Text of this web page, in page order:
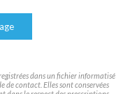
dans un fichier informatisé
de contact. Elles sont conservées